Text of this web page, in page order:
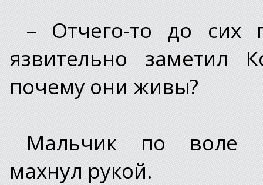
– Отчего-то до сих
язвительно заметил
почему они живы?
Мальчик по воле
махнул рукой.